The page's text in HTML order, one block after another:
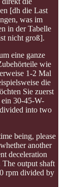
[dh die Last
was im
in der Tabelle
nicht groß].
eine ganze
wie
1-2 Mal
die
Sie zuerst
ein 30-45-W-
into two
being, please
another
deceleration
The output shaft
rpm divided by